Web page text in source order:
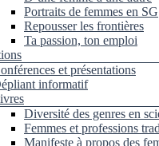
Portraits de femmes en SG
Repousser les frontières
Ta passion, ton emploi
et présentations
informatif
Diversité des genres en
Femmes et professions
Manifeste à propos des